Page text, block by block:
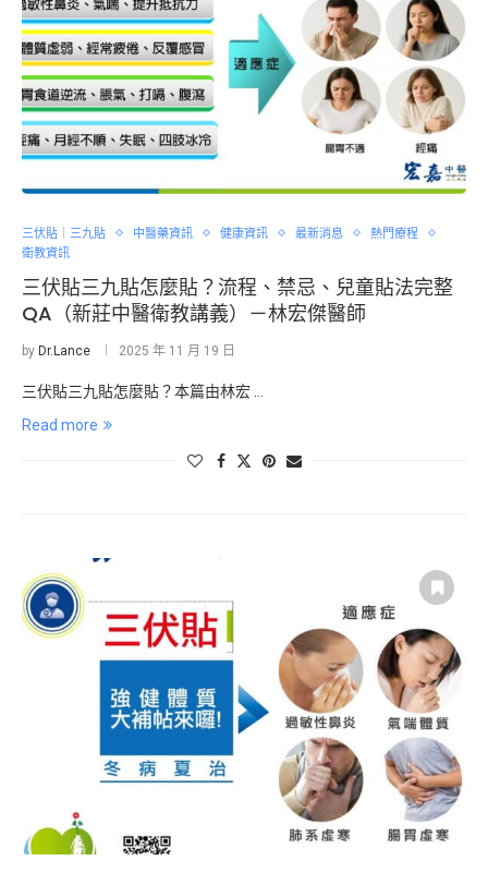
三伏貼｜三九貼 中醫藥資訊 健康資訊 最新消息
熱門療程
衛教資訊
三伏貼三九貼怎麼貼？流程、禁忌、兒童貼法完整
QA（新莊中醫衛教講義）－林宏傑醫師
by Dr.Lance 2025 年 11 月 19 日
三伏貼三九貼怎麼貼？本篇由林宏 …
Read more